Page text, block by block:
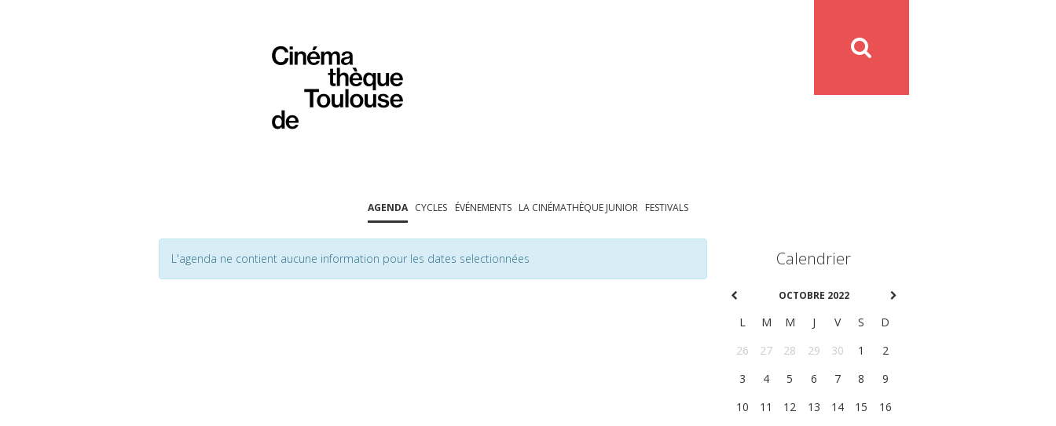
AGENDA CYCLES ÉVÉNEMENTS LA CINÉMATHÈQUE JUNIOR FESTIVALS
L'agenda ne contient aucune information pour les dates selectionnées Calendrier
OCTOBRE 2022
L M M J V S
D
26
27 28 29 30 1
2
3
4 5 6 7 8
9
10
11 12 13 14 15
16